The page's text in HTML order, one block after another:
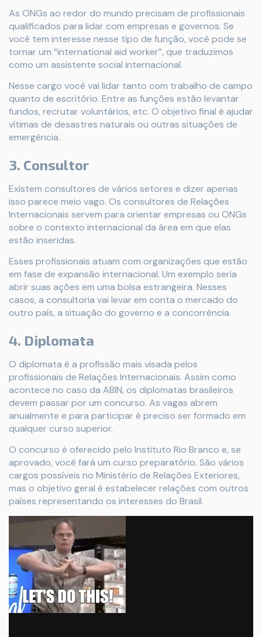
As ONGs ao redor do mundo precisam de profissionais
qualificados para lidar com empresas e governos. Se
você tem interesse nesse tipo de função, você pode se
tornar um “international aid worker”, que traduzimos
como um assistente social internacional.
Nesse cargo você vai lidar tanto com trabalho de campo
quanto de escritório. Entre as funções estão levantar
fundos, recrutar voluntários, etc. O objetivo final é ajudar
vítimas de desastres naturais ou outras situações de
emergência.
3. Consultor
Existem consultores de vários setores e dizer apenas
isso parece meio vago. Os consultores de Relações
Internacionais servem para orientar empresas ou ONGs
sobre o contexto internacional da área em que elas
estão inseridas.
Esses profissionais atuam com organizações que estão
em fase de expansão internacional. Um exemplo seria
abrir suas ações em uma bolsa estrangeira. Nesses
casos, a consultoria vai levar em conta o mercado do
outro país, a situação do governo e a concorrência.
4. Diplomata
O diplomata é a profissão mais visada pelos
profissionais de Relações Internacionais. Assim como
acontece no caso da ABIN, os diplomatas brasileiros
devem passar por um concurso. As vagas abrem
anualmente e para participar é preciso ser formado em
qualquer curso superior.
O concurso é oferecido pelo Instituto Rio Branco e, se
aprovado, você fará um curso preparatório. São vários
cargos possíveis no Ministério de Relações Exteriores,
mas o objetivo geral é estabelecer relações com outros
países representando os interesses do Brasil.